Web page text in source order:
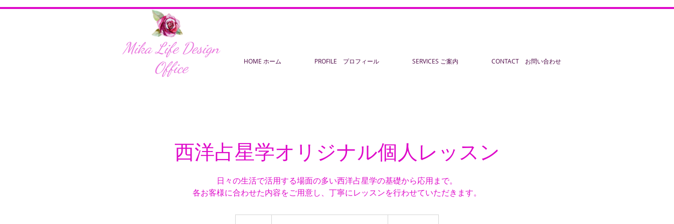
Mika Life Design
Office
HOME ホーム PROFILE プロフィール SERVICES ご案内 CONTACT お問い合わせ
西洋占星学オリジナル個人レッスン
日々の生活で活用する場面の多い西洋占星学の基礎から応用まで。
各お客様に合わせた内容をご用意し、丁寧にレッスンを行わせていただきます。